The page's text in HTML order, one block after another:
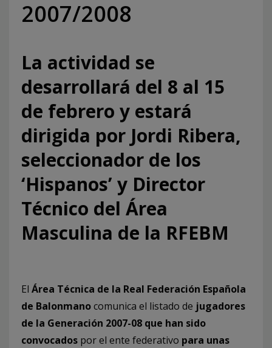
2007/2008
La actividad se
desarrollará del 8 al 15
de febrero y estará
dirigida por Jordi Ribera,
seleccionador de los
‘Hispanos’ y Director
Técnico del Área
Masculina de la RFEBM
El Área Técnica de la Real Federación Española
de Balonmanocomunica el listado de jugadores
de la Generación 2007-08 que han sido
convocados por el ente federativo para unas